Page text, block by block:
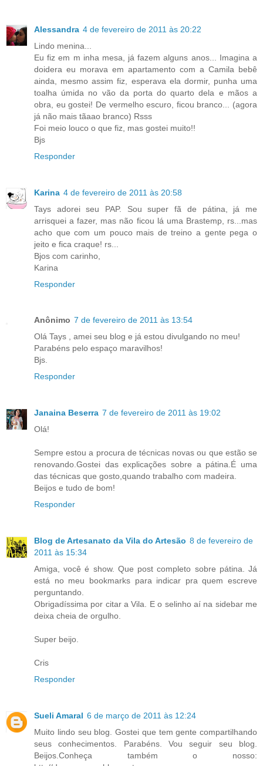
Alessandra 4 de fevereiro de 2011 às 20:22
Lindo menina...
Eu fiz em m inha mesa, já fazem alguns anos... Imagina a
doidera eu morava em apartamento com a Camila bebê
ainda, mesmo assim fiz, esperava ela dormir, punha uma
toalha úmida no vão da porta do quarto dela e mãos a
obra, eu gostei! De vermelho escuro, ficou branco... (agora
já não mais tãaao branco) Rsss
Foi meio louco o que fiz, mas gostei muito!!
Bjs
Responder
Karina 4 de fevereiro de 2011 às 20:58
Tays adorei seu PAP. Sou super fã de pátina, já me
arrisquei a fazer, mas não ficou lá uma Brastemp, rs...mas
acho que com um pouco mais de treino a gente pega o
jeito e fica craque! rs...
Bjos com carinho,
Karina
Responder
Anônimo 7 de fevereiro de 2011 às 13:54
Olá Tays , amei seu blog e já estou divulgando no meu!
Parabéns pelo espaço maravilhos!
Bjs.
Responder
Janaina Beserra 7 de fevereiro de 2011 às 19:02
Olá!
Sempre estou a procura de técnicas novas ou que estão se
renovando.Gostei das explicações sobre a pátina.É uma
das técnicas que gosto,quando trabalho com madeira.
Beijos e tudo de bom!
Responder
Blog de Artesanato da Vila do Artesão 8 de fevereiro de
2011 às 15:34
Amiga, você é show. Que post completo sobre pátina. Já
está no meu bookmarks para indicar pra quem escreve
perguntando.
Obrigadíssima por citar a Vila. E o selinho aí na sidebar me
deixa cheia de orgulho.
Super beijo.
Cris
Responder
Sueli Amaral 6 de março de 2011 às 12:24
Muito lindo seu blog. Gostei que tem gente compartilhando
seus conhecimentos. Parabéns. Vou seguir seu blog.
Beijos.Conheça também o nosso: